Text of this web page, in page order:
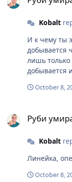
Kobalt
И к чему ты это ? В "корейских
добывается
лишь
добывается
October 8,
Руби
Kobalt
Линейка,
October 8,